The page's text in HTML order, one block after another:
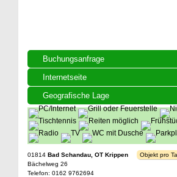
Buchungsanfrage
Internetseite
Geografische Lage
01814 Bad Schandau, OT Krippen
Bächelweg 26
Telefon: 0162 9762694
Objekt pro